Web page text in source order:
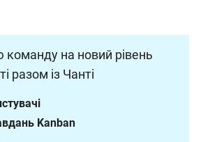
команду на новий рівень
разом із Чанті
Kanban